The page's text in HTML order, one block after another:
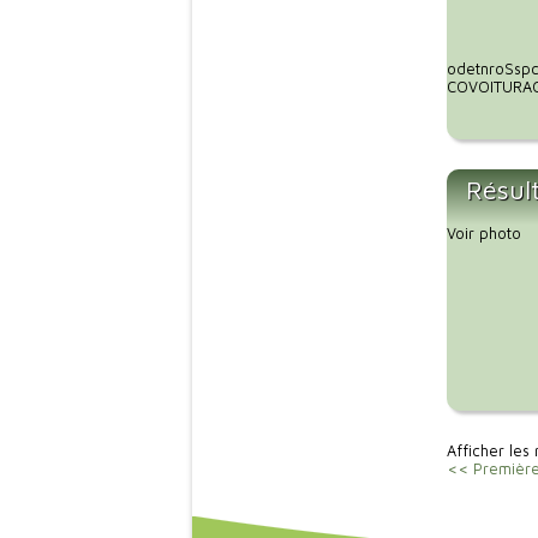
Voir photo
Afficher les
<< Première